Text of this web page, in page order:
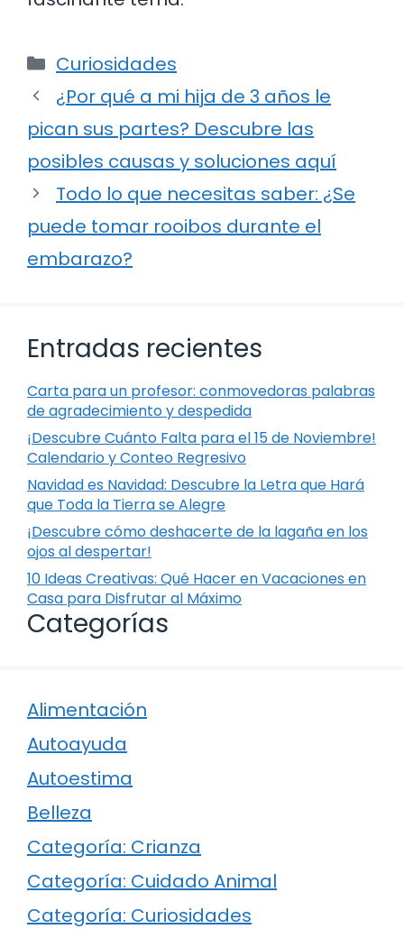
Categorías
Curiosidades
¿Por qué a mi hija de 3 años le
pican sus partes? Descubre las
posibles causas y soluciones aquí
Todo lo que necesitas saber: ¿Se
puede tomar rooibos durante el
embarazo?
Entradas recientes
Carta para un profesor: conmovedoras palabras
de agradecimiento y despedida
¡Descubre Cuánto Falta para el 15 de Noviembre!
Calendario y Conteo Regresivo
Navidad es Navidad: Descubre la Letra que Hará
que Toda la Tierra se Alegre
¡Descubre cómo deshacerte de la lagaña en los
ojos al despertar!
10 Ideas Creativas: Qué Hacer en Vacaciones en
Casa para Disfrutar al Máximo
Categorías
Alimentación
Autoayuda
Autoestima
Belleza
Categoría: Crianza
Categoría: Cuidado Animal
Categoría: Curiosidades